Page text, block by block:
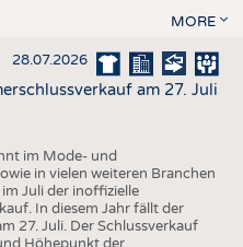
MORE
28.07.2026
am 27. Juli
im Mode- und
in vielen weiteren Branchen
Juli der inoffizielle
In diesem Jahr fällt der
27. Juli. Der Schlussverkauf